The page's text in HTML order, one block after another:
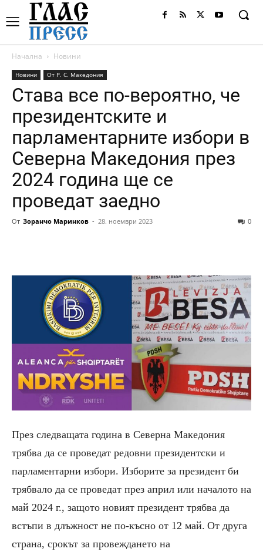
Начална Новини
Новини От Р. С. Македония
Става все по-вероятно, че
президентските и
парламентарните избори в
Северна Македония през
2024 година ще се
проведат заедно
От Зоранчо Маринков - 28. ноември 2023 0
През следващата година в Северна Македония
трябва да се проведат редовни президентски и
парламентарни избори. Изборите за президент би
трябвало да се проведат през април или началото на
май 2024 г., защото новият президент трябва да
встъпи в длъжност не по-късно от 12 май. От друга
страна, срокът за провеждането на